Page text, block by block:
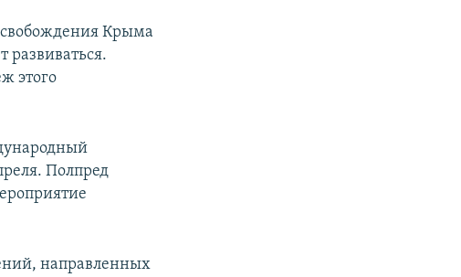
Крыма
развиваться.
этого
Полпред
направленных